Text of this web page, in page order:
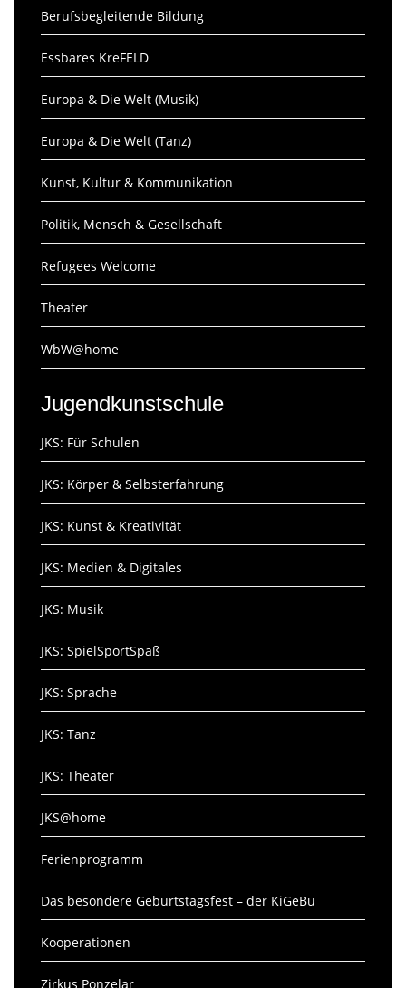
Berufsbegleitende Bildung
Essbares KreFELD
Europa & Die Welt (Musik)
Europa & Die Welt (Tanz)
Kunst, Kultur & Kommunikation
Politik, Mensch & Gesellschaft
Refugees Welcome
Theater
WbW@home
Jugendkunstschule
JKS: Für Schulen
JKS: Körper & Selbsterfahrung
JKS: Kunst & Kreativität
JKS: Medien & Digitales
JKS: Musik
JKS: SpielSportSpaß
JKS: Sprache
JKS: Tanz
JKS: Theater
JKS@home
Ferienprogramm
Das besondere Geburtstagsfest – der KiGeBu
Kooperationen
Zirkus Ponzelar